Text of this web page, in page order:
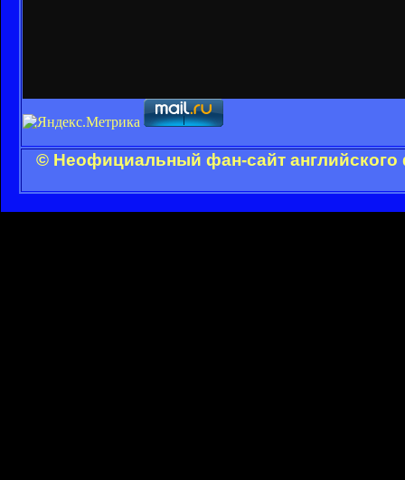
© Неофициальный фан-сайт английского